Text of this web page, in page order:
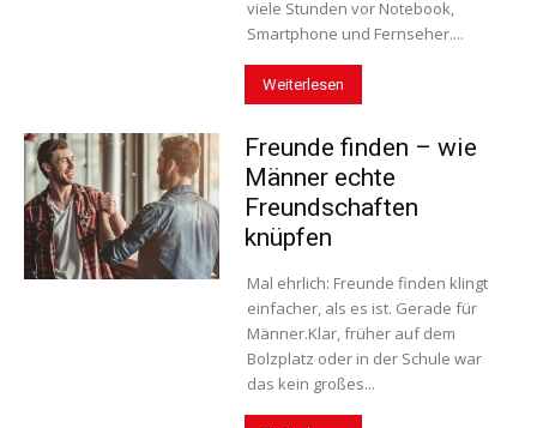
viele Stunden vor Notebook,
Smartphone und Fernseher....
Weiterlesen
Freunde finden – wie
Männer echte
Freundschaften
knüpfen
Mal ehrlich: Freunde finden klingt
einfacher, als es ist. Gerade für
Männer.Klar, früher auf dem
Bolzplatz oder in der Schule war
das kein großes...